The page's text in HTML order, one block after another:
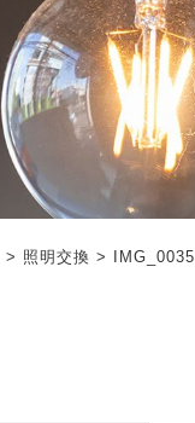
> 照明交換 > IMG_0035